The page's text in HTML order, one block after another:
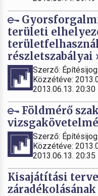
területi
részletszabályai
Szerző:
Közzétéve:
2013.06.13. 20:30
Földmérő
Szerző:
Közzétéve:
2013.06.13. 20:35
Kisajátítási